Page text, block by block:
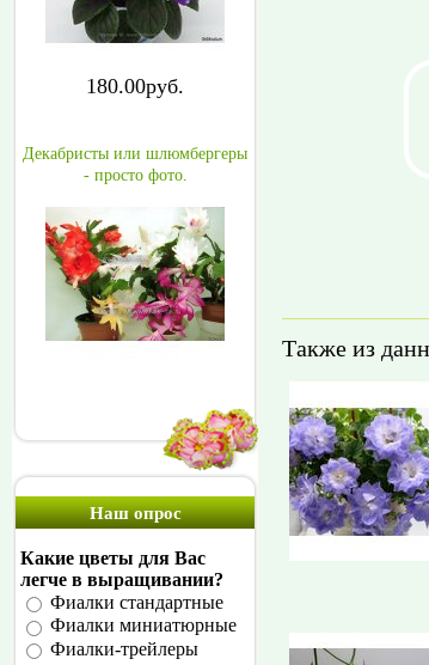
180.00руб.
Декабристы или шлюмбергеры
- просто фото.
Наш опрос
Какие цветы для Вас
легче в выращивании?
Фиалки стандартные
Фиалки миниатюрные
Фиалки-трейлеры
Также из